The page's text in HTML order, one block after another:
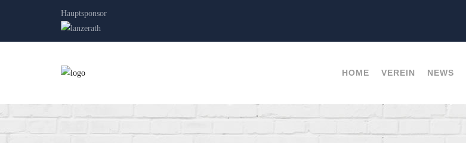
Hauptsponsor
HOME VEREIN NEWS